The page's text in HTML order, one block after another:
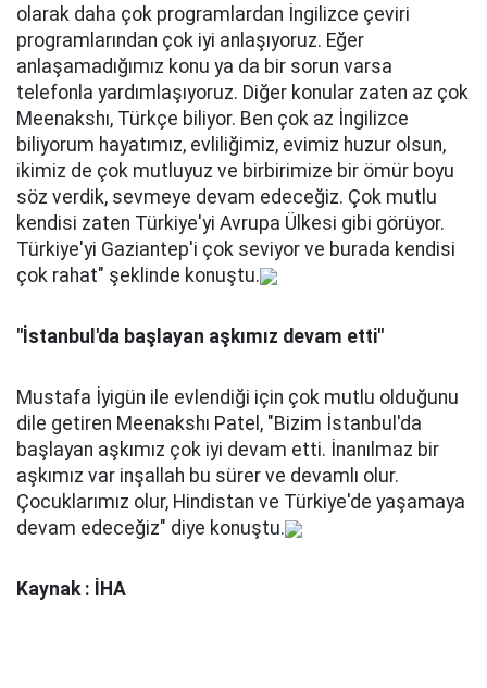
olarak daha çok programlardan İngilizce çeviri
programlarından çok iyi anlaşıyoruz. Eğer
anlaşamadığımız konu ya da bir sorun varsa
telefonla yardımlaşıyoruz. Diğer konular zaten az çok
Meenakshı, Türkçe biliyor. Ben çok az İngilizce
biliyorum hayatımız, evliliğimiz, evimiz huzur olsun,
ikimiz de çok mutluyuz ve birbirimize bir ömür boyu
söz verdik, sevmeye devam edeceğiz. Çok mutlu
kendisi zaten Türkiye'yi Avrupa Ülkesi gibi görüyor.
Türkiye'yi Gaziantep'i çok seviyor ve burada kendisi
çok rahat" şeklinde konuştu.
"İstanbul'da başlayan aşkımız devam etti"
Mustafa İyigün ile evlendiği için çok mutlu olduğunu
dile getiren Meenakshı Patel, "Bizim İstanbul'da
başlayan aşkımız çok iyi devam etti. İnanılmaz bir
aşkımız var inşallah bu sürer ve devamlı olur.
Çocuklarımız olur, Hindistan ve Türkiye'de yaşamaya
devam edeceğiz" diye konuştu.
Kaynak : İHA